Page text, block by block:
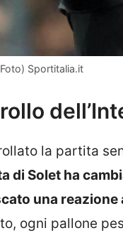
Sportitalia.it
la partita
di Solet ha
una
ogni pallone